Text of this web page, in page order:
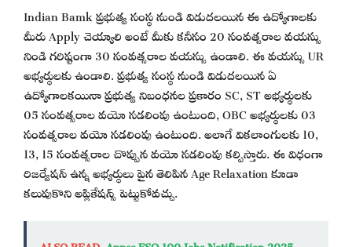
Indian Bamk ప్రభుత్వ సంస్థ నుండి విడుదలయిన ఈ ఉద్యోగాలకు
మీరు Apply చెయ్యాలి అంటే మీకు కనీసం 20 సంవత్సరాల వయస్సు
నిండి గరిష్టంగా 30 సంవత్సరాల వయస్సు ఉండాలి. ఈ వయస్సు UR
అభ్యర్థులకు ఉండాలి. ప్రభుత్వ సంస్థ నుండి విడుదలయిన ఏ
ఉద్యోగాలకయినా ప్రభుత్వ నిబంధనల ప్రకారం SC, ST అభ్యర్థులకు
05 సంవత్సరాల వయో సడలింపు ఉంటుంది, OBC అభ్యర్థులకు 03
సంవత్సరాల వయో సడలింపు ఉంటుంది. అలాగే వికలాంగులకు 10,
13, 15 సంవత్సరాల చొప్పున వయో సడలింపు కల్పిస్తారు. ఈ విధంగా
రిజర్వేషన్ ఉన్న అభ్యర్థులు పైన తెలిపిన Age Relaxation కూడా
కలుపుకొని అప్లికేషన్స్ పెట్టుకోవచ్చు.